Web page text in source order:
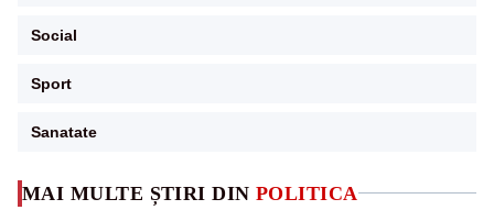
MAI MULTE ȘTIRI DIN POLITICA
Social
Sport
Sanatate